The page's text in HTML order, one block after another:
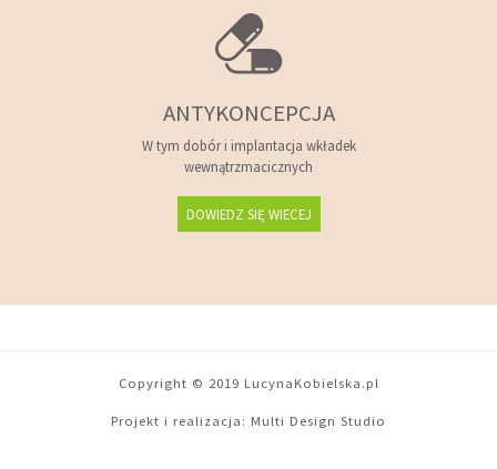
ANTYKONCEPCJA
W tym dobór i implantacja wkładek
wewnątrzmacicznych
DOWIEDZ SIĘ WIECEJ
Copyright © 2019 LucynaKobielska.pl
Projekt i realizacja: Multi Design Studio